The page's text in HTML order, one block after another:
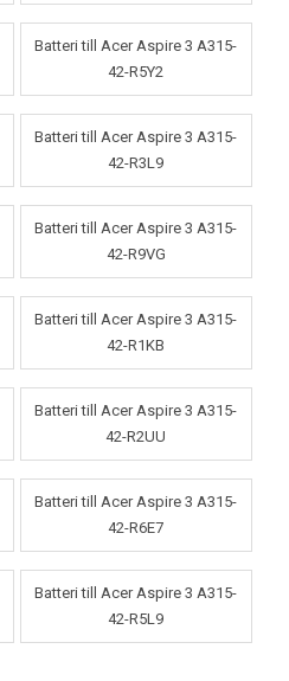
Batteri till Acer Aspire 3 A315-
42-R5Y2
Batteri till Acer Aspire 3 A315-
42-R3L9
Batteri till Acer Aspire 3 A315-
42-R9VG
Batteri till Acer Aspire 3 A315-
42-R1KB
Batteri till Acer Aspire 3 A315-
42-R2UU
Batteri till Acer Aspire 3 A315-
42-R6E7
Batteri till Acer Aspire 3 A315-
42-R5L9